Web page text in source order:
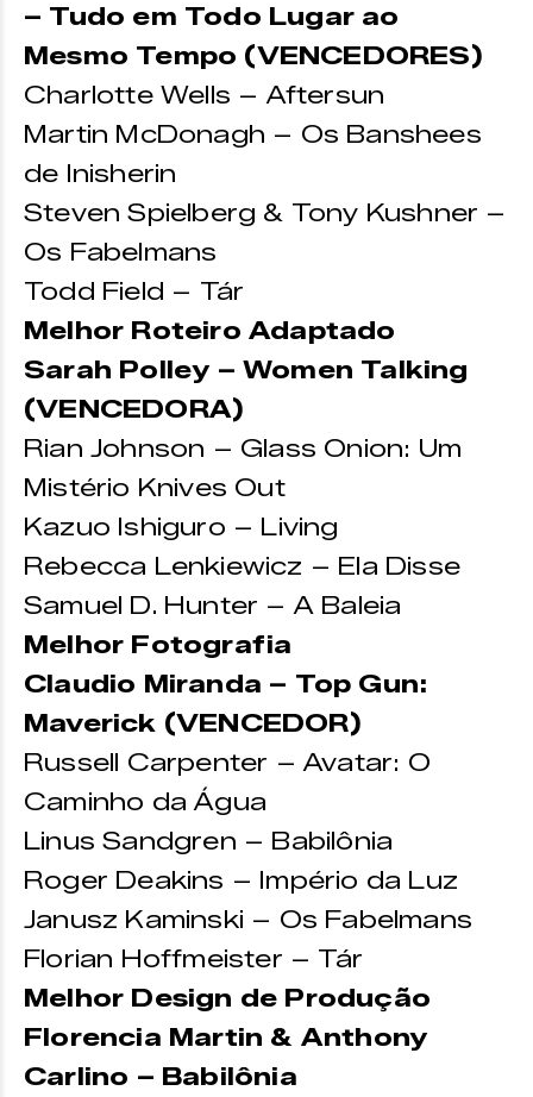
– Tudo em Todo Lugar ao
Mesmo Tempo (VENCEDORES)
Charlotte Wells – Aftersun
Martin McDonagh – Os Banshees
de Inisherin
Steven Spielberg & Tony Kushner –
Os Fabelmans
Todd Field – Tár
Melhor Roteiro Adaptado
Sarah Polley – Women Talking
(VENCEDORA)
Rian Johnson – Glass Onion: Um
Mistério Knives Out
Kazuo Ishiguro – Living
Rebecca Lenkiewicz – Ela Disse
Samuel D. Hunter – A Baleia
Melhor Fotografia
Claudio Miranda – Top Gun:
Maverick (VENCEDOR)
Russell Carpenter – Avatar: O
Caminho da Água
Linus Sandgren – Babilônia
Roger Deakins – Império da Luz
Janusz Kaminski – Os Fabelmans
Florian Hoffmeister – Tár
Melhor Design de Produção
Florencia Martin & Anthony
Carlino – Babilônia